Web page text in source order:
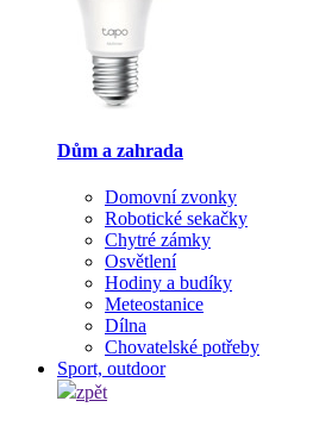
Dům a zahrada
Domovní zvonky
Robotické sekačky
Chytré zámky
Osvětlení
Hodiny a budíky
Meteostanice
Dílna
Chovatelské potřeby
Sport, outdoor
zpět